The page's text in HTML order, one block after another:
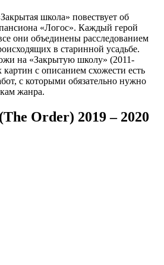
школа» повествует об
«Логос». Каждый герой
они объединены расследованием
в старинной усадьбе.
на «Закрытую школу» (2011-
с описанием схожести есть
с которыми обязательно нужно
жанра.
Order) 2019 – 2020